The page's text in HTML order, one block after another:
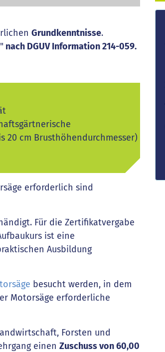
Grundkenntnisse.
nach DGUV Information 214-059.
20 cm Brusthöhendurchmesser)
erforderlich sind
Für die Zertifikatvergabe
ist eine
Ausbildung
besucht werden, in dem
Motorsäge erforderliche
Forsten und
einen Zuschuss von 60,00